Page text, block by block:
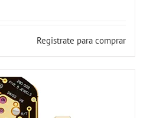
Registrate para comprar